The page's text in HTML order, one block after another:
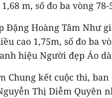
m, số đo ba vòng 78-
Đặng Hoàng Tâm Như
cao 1,75m, số đo ba
hiệu Người đẹp Áo
Chung kết cuộc thi,
Thị Diễm Quyên